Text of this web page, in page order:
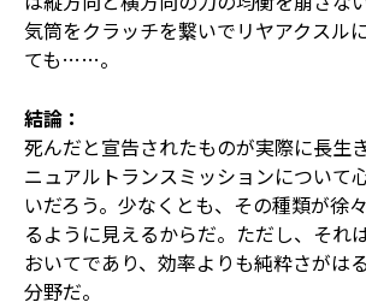
気筒をクラッチを繋いでリヤアクスル
ても……。
結論：
死んだと宣告されたものが実際に長生
ニュアルトランスミッションについて
いだろう。少なくとも、その種類が徐
るように見えるからだ。ただし、それ
おいてであり、効率よりも純粋さがは
分野だ。